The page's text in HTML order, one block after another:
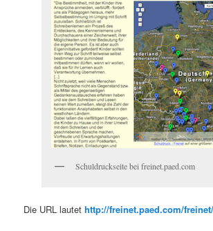
Schuldruckseite bei freinet.paed.com
Die URL lautethttp://freinet.paed.com/